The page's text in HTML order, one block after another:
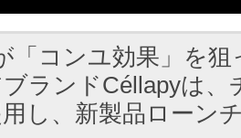
「コンユ効果」を
ランドCéllapyは、
し、新製品ローン